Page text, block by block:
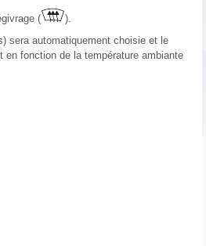
(
).
sera automatiquement choisie et le
fonction de la température ambiante